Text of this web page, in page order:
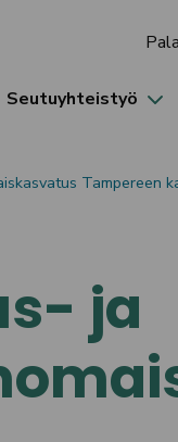
Seutuyhteistyö
Tampereen
ja